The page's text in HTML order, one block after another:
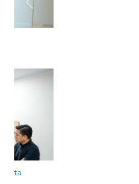
Monitoring Pasien Rujukan di RS
Previous